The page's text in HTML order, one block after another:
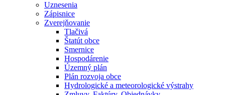
Uznesenia
Zápisnice
Zverejňovanie
Tlačivá
Štatút obce
Smernice
Hospodárenie
Územný plán
Plán rozvoja obce
Hydrologické a meteorologické výstrahy